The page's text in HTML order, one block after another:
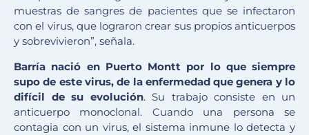
muestras de sangres de pacientes que se infectaron
con el virus, que lograron crear sus propios anticuerpos
y sobrevivieron”, señala.
Barría nació en Puerto Montt por lo que siempre
supo de este virus, de la enfermedad que genera y lo
difícil de su evolución. Su trabajo consiste en un
anticuerpo monoclonal. Cuando una persona se
contagia con un virus, el sistema inmune lo detecta y